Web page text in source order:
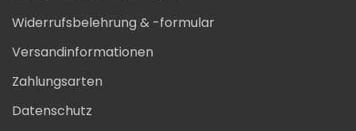
Widerrufsbelehrung & -formular
Versandinformationen
Zahlungsarten
Datenschutz